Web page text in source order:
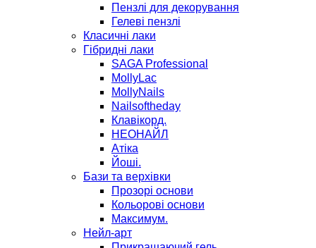
Пензлі для декорування
Гелеві пензлі
Класичні лаки
Гібридні лаки
SAGA Professional
MollyLac
MollyNails
Nailsoftheday
Клавікорд.
НЕОНАЙЛ
Атіка
Йоші.
Бази та верхівки
Прозорі основи
Кольорові основи
Максимум.
Нейл-арт